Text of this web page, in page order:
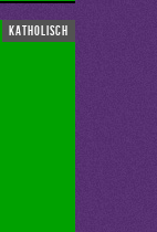
katholisch